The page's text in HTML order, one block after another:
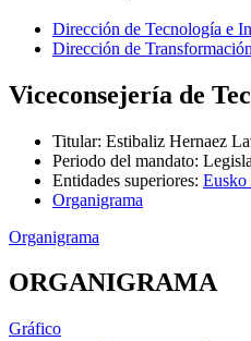
Dirección de Tecnología e
Dirección de
Viceconsejería de
Titular: Estibaliz Hernaez
Periodo del mandato:
Entidades superiores: Eusko
Organigrama
Organigrama
ORGANIGRAMA
Gráfico